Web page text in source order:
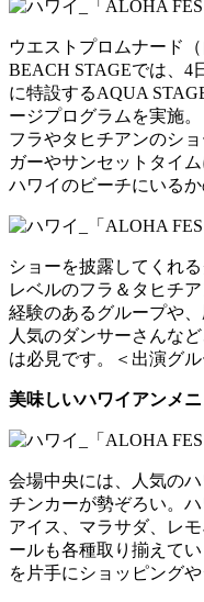
ウエストプロムナード
BEACH STAGEでは、4
に特設するAQUA
ージプログラムを実施。
フラやタヒチアンのシ
ガーやサンセットタイ
ハワイのビーチにいる
ショーを披露してくれ
レベルのフラ＆タヒチ
経験のあるグループや
人気のダンサーさんな
は必見です。＜出演グ
美味しいハワイアンメ
会場中央には、人気の
チンカーが勢ぞろい。
アイス、マラサダ、レ
ールも各種取り揃えて
を片手にショッピング